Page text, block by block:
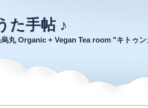
た手帖 ♪
丸 Organic + Vegan Tea room "キトゥ